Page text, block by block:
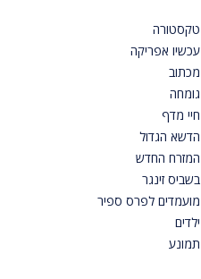
טקסטורה
עכשיו אפריקה
מכתוב
גומחה
חיי מדף
הדשא הגדול
המזרח החדש
בשביס זינגר
מועמדים לפרס ספיר
ילדים
תמונע